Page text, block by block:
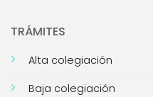
TRÁMITES
Alta colegiación
Baja colegiación